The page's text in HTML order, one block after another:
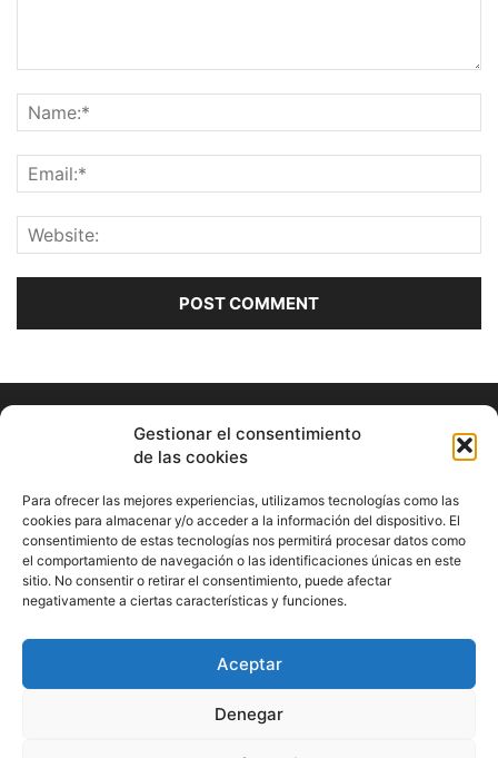
Gestionar el consentimiento
de las cookies
Para ofrecer las mejores experiencias, utilizamos tecnologías como las
cookies para almacenar y/o acceder a la información del dispositivo. El
consentimiento de estas tecnologías nos permitirá procesar datos como
el comportamiento de navegación o las identificaciones únicas en este
sitio. No consentir o retirar el consentimiento, puede afectar
negativamente a ciertas características y funciones.
Aceptar
Denegar
ABOUT US
Información Cultural de Málaga y otros de interés general
Contact us:musicamalaga55@gmail.com
FOLLOW US